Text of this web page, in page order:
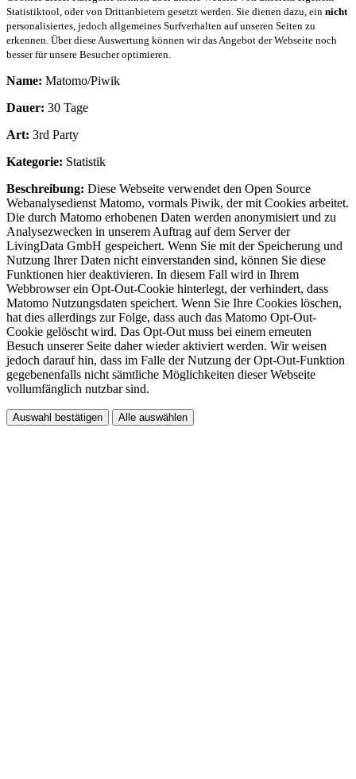
Statistiktool, oder von Drittanbietern gesetzt werden. Sie dienen dazu, ein nicht
personalisiertes, jedoch allgemeines Surfverhalten auf unseren Seiten zu
erkennen. Über diese Auswertung können wir das Angebot der Webseite noch
besser für unsere Besucher optimieren.
Name: Matomo/Piwik
Dauer: 30 Tage
Art: 3rd Party
Kategorie: Statistik
Beschreibung: Diese Webseite verwendet den Open Source
Webanalysedienst Matomo, vormals Piwik, der mit Cookies arbeitet.
Die durch Matomo erhobenen Daten werden anonymisiert und zu
Analysezwecken in unserem Auftrag auf dem Server der
LivingData GmbH gespeichert. Wenn Sie mit der Speicherung und
Nutzung Ihrer Daten nicht einverstanden sind, können Sie diese
Funktionen hier deaktivieren. In diesem Fall wird in Ihrem
Webbrowser ein Opt-Out-Cookie hinterlegt, der verhindert, dass
Matomo Nutzungsdaten speichert. Wenn Sie Ihre Cookies löschen,
hat dies allerdings zur Folge, dass auch das Matomo Opt-Out-
Cookie gelöscht wird. Das Opt-Out muss bei einem erneuten
Besuch unserer Seite daher wieder aktiviert werden. Wir weisen
jedoch darauf hin, dass im Falle der Nutzung der Opt-Out-Funktion
gegebenenfalls nicht sämtliche Möglichkeiten dieser Webseite
vollumfänglich nutzbar sind.
Auswahl bestätigen Alle auswählen